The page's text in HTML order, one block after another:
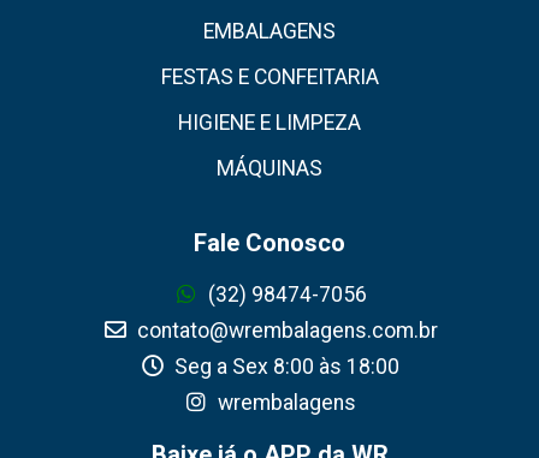
EMBALAGENS
FESTAS E CONFEITARIA
HIGIENE E LIMPEZA
MÁQUINAS
Fale Conosco
(32) 98474-7056
contato@wrembalagens.com.br
Seg a Sex 8:00 às 18:00
wrembalagens